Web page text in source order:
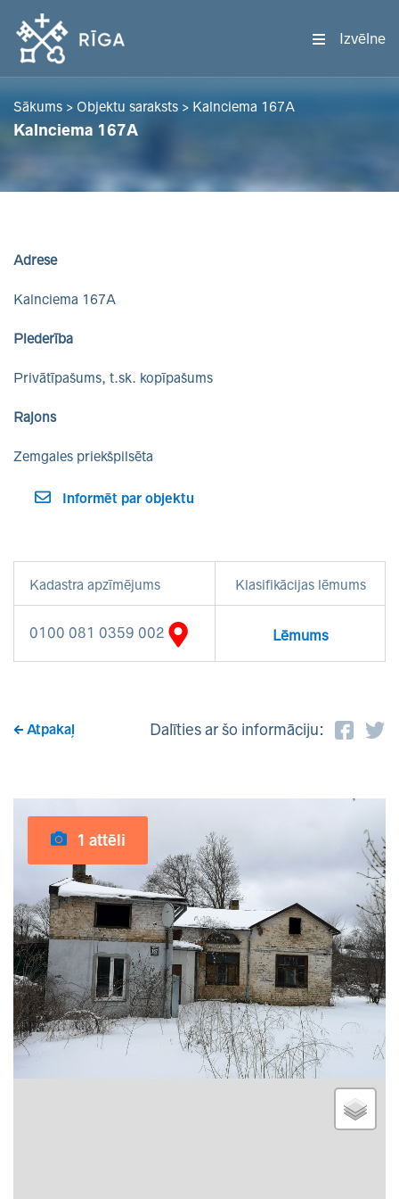
Izvēlne
Sākums > Objektu saraksts > Kalnciema 167A
Kalnciema 167A
Adrese
Kalnciema 167A
Piederība
Privātīpašums, t.sk. kopīpašums
Rajons
Zemgales priekšpilsēta
Informēt par objektu
Kadastra apzīmējums Klasifikācijas lēmums
0100 081 0359 002 Lēmums
Atpakaļ Dalīties ar šo informāciju:
1 attēli